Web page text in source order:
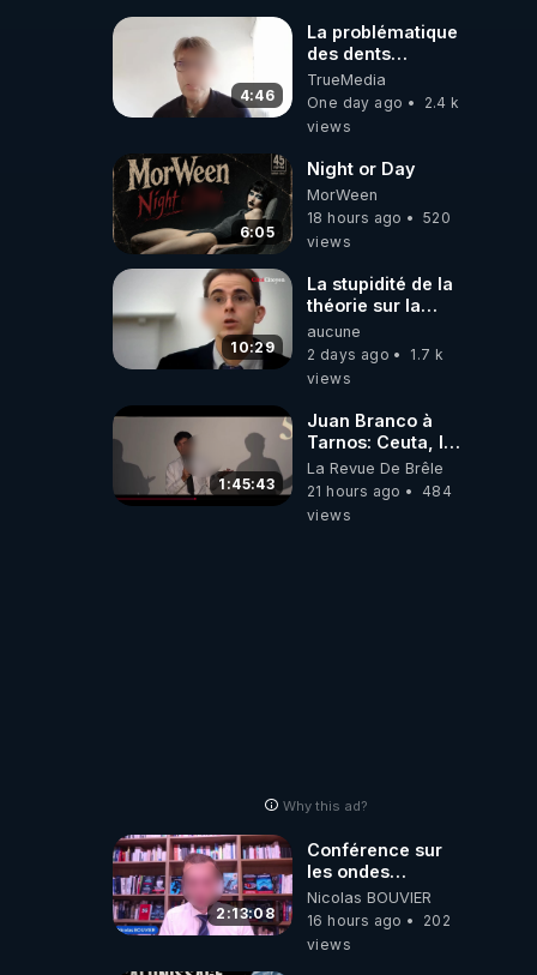
4:46
La problématique
des dents
dévitalisées et
des implants
TrueMedia
One day ago
2.4 k
views
6:05
Night or Day
MorWeen
18 hours ago
520
views
10:29
La stupidité de la
théorie sur la
responsabilité de
l’homme
concernant le
carbone.
aucune
2 days ago
1.7 k
views
1:45:43
Juan Branco à
Tarnos: Ceuta, le
narcotrafic et le
pouvoir en France
La Revue De Brêle
21 hours ago
484
views
Why this ad?
2:13:08
Conférence sur
les ondes
électromagnétiques
par Grégoire
Caustru et Bart de
Nicolas BOUVIER
16 hours ago
202
views